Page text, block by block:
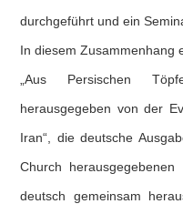
durchgeführt und ein
In diesem Zusammenhang
„Aus Persischen
herausgegeben von der
Iran“, die deutsche
Church
deutsch gemeinsam